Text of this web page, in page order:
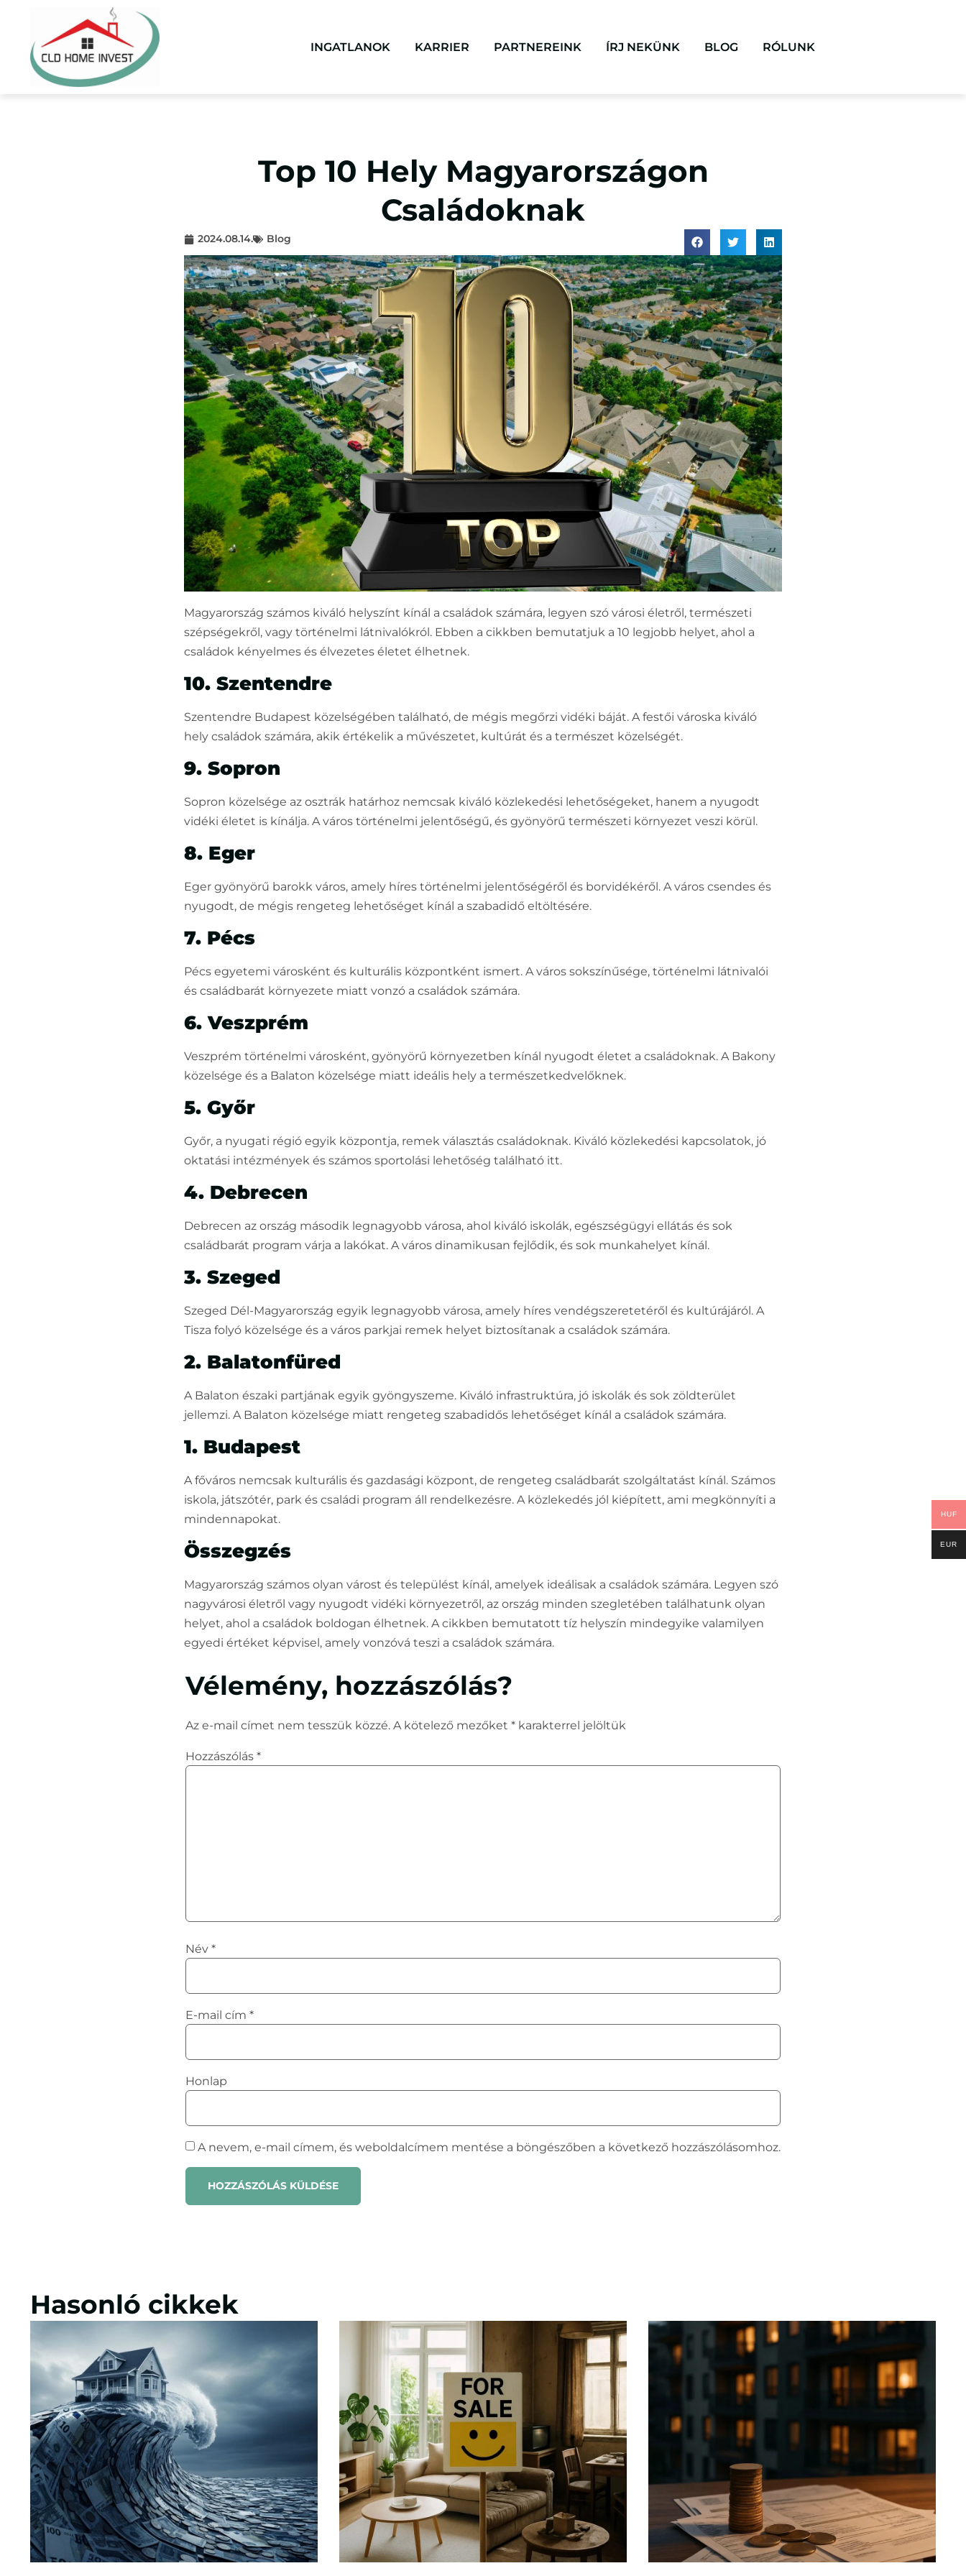
INGATLANOK KARRIER PARTNEREINK ÍRJ NEKÜNK BLOG RÓLUNK
Top 10 Hely Magyarországon
Családoknak
2024.08.14. Blog
Magyarország számos kiváló helyszínt kínál a családok számára, legyen szó városi életről, természeti
szépségekről, vagy történelmi látnivalókról. Ebben a cikkben bemutatjuk a 10 legjobb helyet, ahol a
családok kényelmes és élvezetes életet élhetnek.
10. Szentendre
Szentendre Budapest közelségében található, de mégis megőrzi vidéki báját. A festői városka kiváló
hely családok számára, akik értékelik a művészetet, kultúrát és a természet közelségét.
9. Sopron
Sopron közelsége az osztrák határhoz nemcsak kiváló közlekedési lehetőségeket, hanem a nyugodt
vidéki életet is kínálja. A város történelmi jelentőségű, és gyönyörű természeti környezet veszi körül.
8. Eger
Eger gyönyörű barokk város, amely híres történelmi jelentőségéről és borvidékéről. A város csendes és
nyugodt, de mégis rengeteg lehetőséget kínál a szabadidő eltöltésére.
7. Pécs
Pécs egyetemi városként és kulturális központként ismert. A város sokszínűsége, történelmi látnivalói
és családbarát környezete miatt vonzó a családok számára.
6. Veszprém
Veszprém történelmi városként, gyönyörű környezetben kínál nyugodt életet a családoknak. A Bakony
közelsége és a Balaton közelsége miatt ideális hely a természetkedvelőknek.
5. Győr
Győr, a nyugati régió egyik központja, remek választás családoknak. Kiváló közlekedési kapcsolatok, jó
oktatási intézmények és számos sportolási lehetőség található itt.
4. Debrecen
Debrecen az ország második legnagyobb városa, ahol kiváló iskolák, egészségügyi ellátás és sok
családbarát program várja a lakókat. A város dinamikusan fejlődik, és sok munkahelyet kínál.
3. Szeged
Szeged Dél-Magyarország egyik legnagyobb városa, amely híres vendégszeretetéről és kultúrájáról. A
Tisza folyó közelsége és a város parkjai remek helyet biztosítanak a családok számára.
2. Balatonfüred
A Balaton északi partjának egyik gyöngyszeme. Kiváló infrastruktúra, jó iskolák és sok zöldterület
jellemzi. A Balaton közelsége miatt rengeteg szabadidős lehetőséget kínál a családok számára.
1. Budapest
A főváros nemcsak kulturális és gazdasági központ, de rengeteg családbarát szolgáltatást kínál. Számos
iskola, játszótér, park és családi program áll rendelkezésre. A közlekedés jól kiépített, ami megkönnyíti a
mindennapokat.
Összegzés
Magyarország számos olyan várost és települést kínál, amelyek ideálisak a családok számára. Legyen szó
nagyvárosi életről vagy nyugodt vidéki környezetről, az ország minden szegletében találhatunk olyan
helyet, ahol a családok boldogan élhetnek. A cikkben bemutatott tíz helyszín mindegyike valamilyen
egyedi értéket képvisel, amely vonzóvá teszi a családok számára.
Vélemény, hozzászólás?
Az e-mail címet nem tesszük közzé. A kötelező mezőket * karakterrel jelöltük
Hozzászólás *
Név *
E-mail cím *
Honlap
A nevem, e-mail címem, és weboldalcímem mentése a böngészőben a következő hozzászólásomhoz.
Hasonló cikkek
HUF
EUR